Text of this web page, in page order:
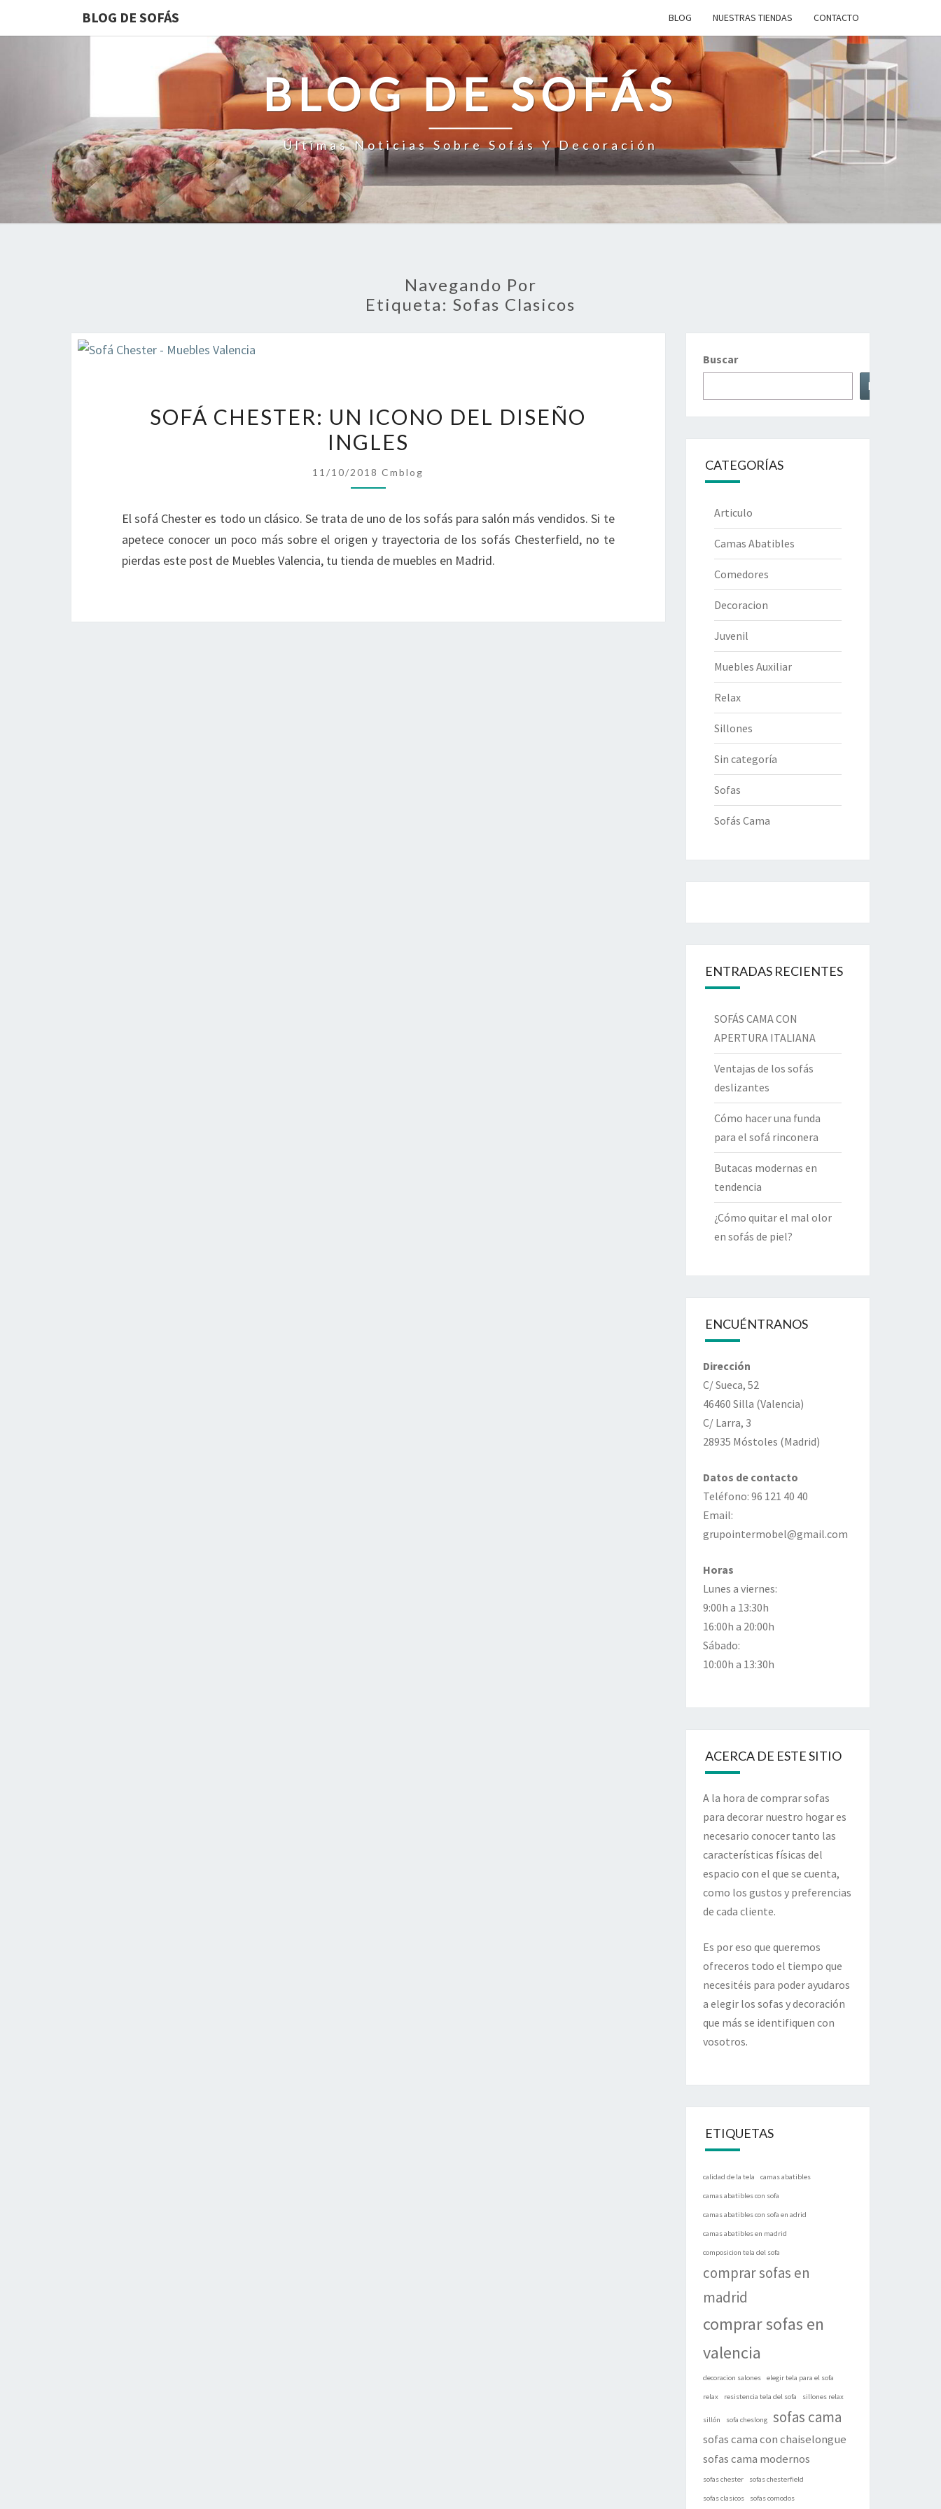
BLOG DE SOFÁS BLOG NUESTRAS TIENDAS CONTACTO
BLOG DE SOFÁS
Últimas Noticias Sobre Sofás Y Decoración
Navegando Por
Etiqueta: Sofas Clasicos
CHESTER:
UN
DEL
INGLES
SOFÁ CHESTER: UN ICONO DEL DISEÑO
INGLES
11/10/2018Cmblog
El sofá Chester es todo un clásico. Se trata de uno de los sofás para salón más vendidos. Si te
apetece conocer un poco más sobre el origen y trayectoria de los sofás Chesterfield, no te
pierdas este post de Muebles Valencia, tu tienda de muebles en Madrid.
Buscar
Buscar
CATEGORÍAS
Articulo
Camas Abatibles
Comedores
Decoracion
Juvenil
Muebles Auxiliar
Relax
Sillones
Sin categoría
Sofas
Sofás Cama
ENTRADAS RECIENTES
SOFÁS CAMA CON
APERTURA ITALIANA
Ventajas de los sofás
deslizantes
Cómo hacer una funda
para el sofá rinconera
Butacas modernas en
tendencia
¿Cómo quitar el mal olor
en sofás de piel?
ENCUÉNTRANOS
Dirección
C/ Sueca, 52
46460 Silla (Valencia)
C/ Larra, 3
28935 Móstoles (Madrid)
Datos de contacto
Teléfono: 96 121 40 40
Email:
grupointermobel@gmail.com
Horas
Lunes a viernes:
9:00h a 13:30h
16:00h a 20:00h
Sábado:
10:00h a 13:30h
ACERCA DE ESTE SITIO
A la hora de comprar sofas
para decorar nuestro hogar es
necesario conocer tanto las
características físicas del
espacio con el que se cuenta,
como los gustos y preferencias
de cada cliente.
Es por eso que queremos
ofreceros todo el tiempo que
necesitéis para poder ayudaros
a elegir los sofas y decoración
que más se identifiquen con
vosotros.
ETIQUETAS
calidad de la tela camas abatibles
camas abatibles con sofa
camas abatibles con sofa en adrid
camas abatibles en madrid
composicion tela del sofa
comprar sofas en
madrid
comprar sofas en
valencia
decoracion salones elegir tela para el sofa
relax resistencia tela del sofa sillones relax
sillón sofa cheslong sofas cama
sofas cama con chaiselongue
sofas cama modernos
sofas chester sofas chesterfield
sofas clasicos sofas comodos